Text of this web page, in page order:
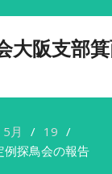
大阪支部
5月
19
探鳥会の報告